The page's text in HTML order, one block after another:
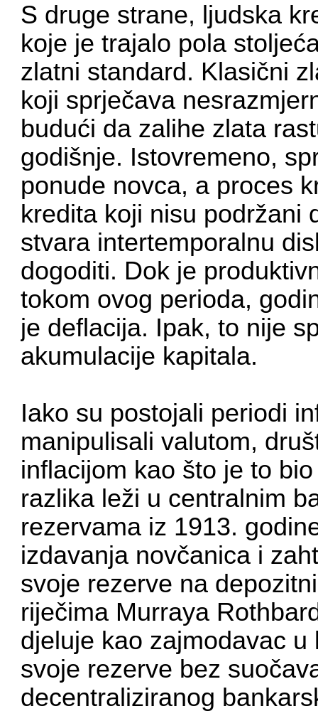
S druge strane, ljudska
koje je trajalo pola
zlatni standard. Klasični
koji sprječava
budući da zalihe zlata
godišnje. Istovremeno,
ponude novca, a proces
kredita koji nisu podržani
stvara intertemporalnu
dogoditi. Dok je
tokom ovog perioda,
je deflacija. Ipak, to nije
akumulacije kapitala.
Iako su postojali periodi
manipulisali valutom,
inflacijom kao što je to
razlika leži u centralnim
rezervama iz 1913.
izdavanja novčanica i
svoje rezerve na
riječima Murraya
djeluje kao zajmodavac
svoje rezerve bez
decentraliziranog